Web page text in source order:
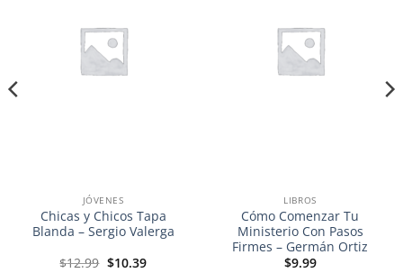
JÓVENES
Chicas y Chicos Tapa
Blanda – Sergio Valerga
$12.99 El
$10.39El
LIBROS
Cómo Comenzar Tu
Ministerio Con Pasos
Firmes – Germán Ortiz
$9.99